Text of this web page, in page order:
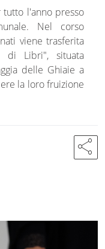
l'anno presso
Nel corso
viene trasferita
di Libri", situata
delle Ghiaie a
la loro fruizione
share